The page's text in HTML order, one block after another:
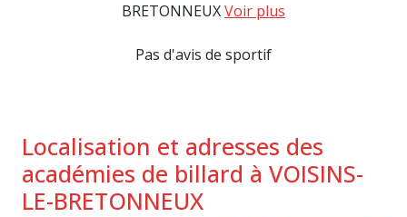
BRETONNEUXVoir plus
Pas d'avis de sportif
Localisation et adresses des
académies de billard à VOISINS-
LE-BRETONNEUX